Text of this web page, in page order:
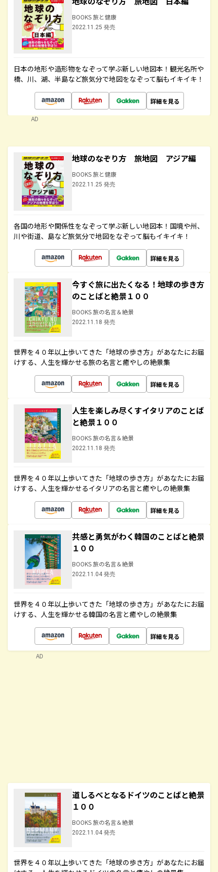
BOOKS 旅と健康
2022.11.25 発売
日本の地形や造形物をなぞって学ぶ新しい地図本！観光名所や
橋、川、湖、半島など旅気分で地図をなぞって脳もイキイキ！
詳細を見る
AD
地球のなぞり方 旅地図 アジア編
BOOKS 旅と健康
2022.11.25 発売
各国の地形や関係性をなぞって学ぶ新しい地図本！国境や州、
川や街道、島など旅気分で地図をなぞって脳もイキイキ！
詳細を見る
今すぐ旅に出たくなる！地球の歩き方
のことばと絶景１００
BOOKS 旅の名言＆絶景
2022.11.18 発売
世界を４０年以上歩いてきた「地球の歩き方」があなたにお届
けする、人生を輝かせる旅の名言と癒やしの絶景集
詳細を見る
人生を楽しみ尽くすイタリアのことば
と絶景１００
BOOKS 旅の名言＆絶景
2022.11.18 発売
世界を４０年以上歩いてきた「地球の歩き方」があなたにお届
けする、人生を輝かせるイタリアの名言と癒やしの絶景集
詳細を見る
共感と勇気がわく韓国のことばと絶景
１００
BOOKS 旅の名言＆絶景
2022.11.04 発売
世界を４０年以上歩いてきた「地球の歩き方」があなたにお届
けする、人生を輝かせる韓国の名言と癒やしの絶景集
詳細を見る
道しるべとなるドイツのことばと絶景
１００
BOOKS 旅の名言＆絶景
2022.11.04 発売
世界を４０年以上歩いてきた「地球の歩き方」があなたにお届
AD